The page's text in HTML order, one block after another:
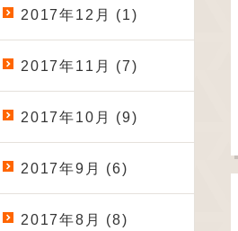
2017年12月 (1)
2017年11月 (7)
2017年10月 (9)
2017年9月 (6)
2017年8月 (8)